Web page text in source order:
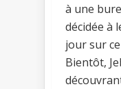
à une
décidée à
jour sur
Bientôt,